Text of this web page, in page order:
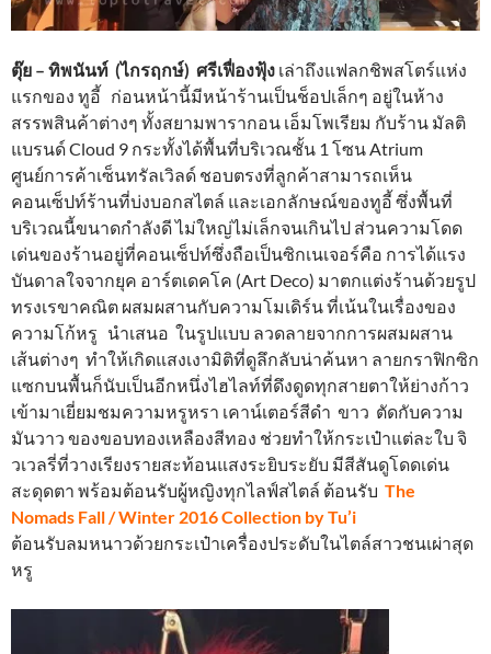
ตุ๊ย – ทิพนันท์ (ไกรฤกษ์) ศรีเฟื่องฟุ้ง เล่าถึงแฟลกชิพสโตร์แห่ง
แรกของ ทูอี้ ก่อนหน้านี้มีหน้าร้านเป็นช็อปเล็กๆ อยู่ในห้าง
สรรพสินค้าต่างๆ ทั้งสยามพารากอน เอ็มโพเรียม กับร้าน มัลติ
แบรนด์ Cloud 9 กระทั้งได้พื้นที่บริเวณชั้น 1 โซน Atrium
ศูนย์การค้าเซ็นทรัลเวิลด์ ชอบตรงที่ลูกค้าสามารถเห็น
คอนเซ็ปท์ร้านที่บ่งบอกสไตล์ และเอกลักษณ์ของทูอี้ ซึ่งพื้นที่
บริเวณนี้ขนาดกำลังดี ไม่ใหญ่ไม่เล็กจนเกินไป ส่วนความโดด
เด่นของร้านอยู่ที่คอนเซ็ปท์ซึ่งถือเป็นซิกเนเจอร์คือ การได้แรง
บันดาลใจจากยุค อาร์ตเดคโค (Art Deco) มาตกแต่งร้านด้วยรูป
ทรงเรขาคณิต ผสมผสานกับความโมเดิร์น ที่เน้นในเรื่องของ
ความโก้หรู นำเสนอ ในรูปแบบ ลวดลายจากการผสมผสาน
เส้นต่างๆ ทำให้เกิดแสงเงามิติที่ดูลึกลับน่าค้นหา ลายกราฟิกซิก
แซกบนพื้นก็นับเป็นอีกหนึ่งไฮไลท์ที่ดึงดูดทุกสายตาให้ย่างก้าว
เข้ามาเยี่ยมชมความหรูหรา เคาน์เตอร์สีดำ ขาว ตัดกับความ
มันวาว ของขอบทองเหลืองสีทอง ช่วยทำให้กระเป๋าแต่ละใบ จิ
วเวลรี่ที่วางเรียงรายสะท้อนแสงระยิบระยับ มีสีสันดูโดดเด่น
สะดุดตา พร้อมต้อนรับผู้หญิงทุกไลฟ์สไตล์ ต้อนรับ The
Nomads Fall / Winter 2016 Collection by Tu’i
ต้อนรับลมหนาวด้วยกระเป๋าเครื่องประดับในไตล์สาวชนเผ่าสุด
หรู